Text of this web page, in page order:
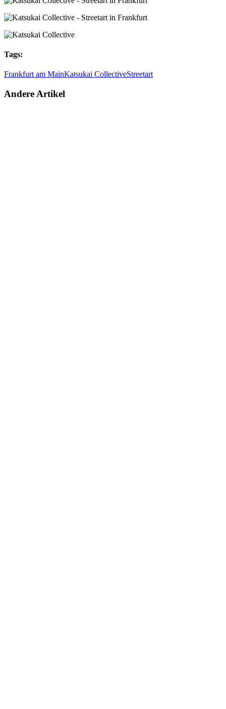
Tags:
Frankfurt am MainKatsukai CollectiveStreetart
Andere Artikel